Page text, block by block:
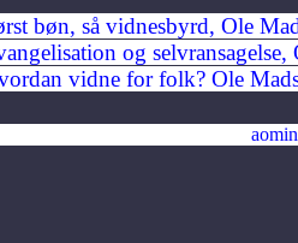
bøn, så vidnesbyrd, Ole
og selvransagelse,
vidne for folk? Ole